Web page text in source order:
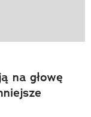
na głowę